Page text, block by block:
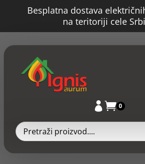
Besplatna dostava
na teritoriji cele
  0